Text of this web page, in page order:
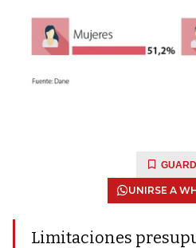
UNIRSE A
Limitaciones